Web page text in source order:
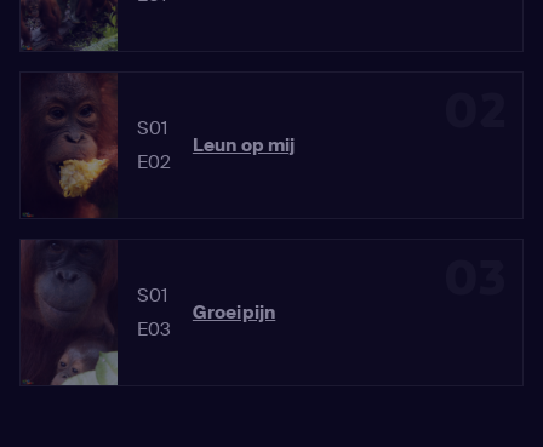
S01
E02
Leun op mij
S01
E03
Groeipijn